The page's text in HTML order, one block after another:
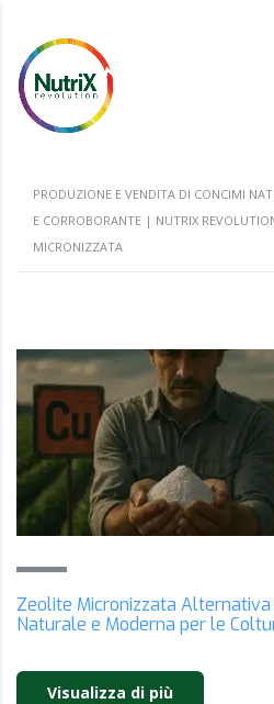
PRODUZIONE E VENDITA DI CONCIMI
E CORROBORANTE | NUTRIX
MICRONIZZATA
Zeolite Micronizzata Alternativa
Naturale e Moderna per le
Visualizza di più